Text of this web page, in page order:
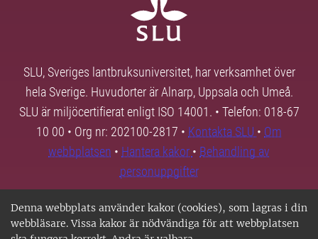
Denna webbplats använder kakor (cookies), som lagras i din
webbläsare. Vissa kakor är nödvändiga för att webbplatsen
SLU, Sveriges lantbruksuniversitet, har verksamhet över
hela Sverige. Huvudorter är Alnarp, Uppsala och Umeå.
SLU är miljöcertifierat enligt ISO 14001. • Telefon: 018-67
10 00 • Org nr: 202100-2817 • Kontakta SLU • Om
webbplatsen • Hantera kakor • Behandling av
personuppgifter